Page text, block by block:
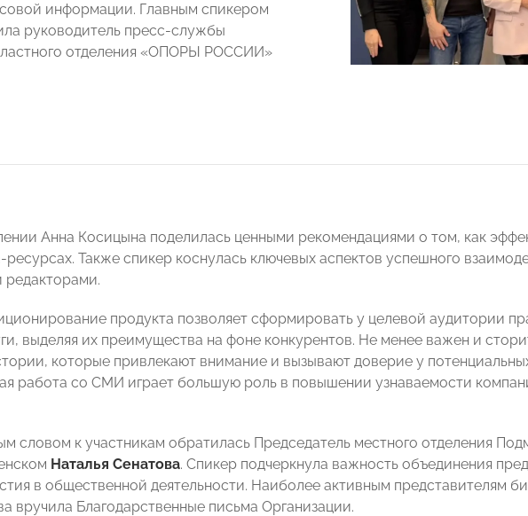
информации. Главным спикером
руководитель пресс-службы
отделения «ОПОРЫ РОССИИ»
Анна Косицына поделилась ценными рекомендациями о том, как
ресурсах. Также спикер коснулась ключевых аспектов успешного
продукта позволяет сформировать у целевой аудитории
выделяя их преимущества на фоне конкурентов. Не менее важен и
которые привлекают внимание и вызывают доверие у
работа со СМИ играет большую роль в повышении узнаваемости
словом к участникам обратилась Председатель местного отделения
Наталья Сенатова. Спикер подчеркнула важность объединения
в общественной деятельности. Наиболее активным представителям
вручила Благодарственные письма Организации.